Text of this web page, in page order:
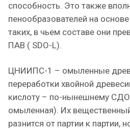
способность. Это также
пенообразователей на
таких, в чьем составе они
ПАВ ( SDO-L).
ЦНИИПС-1 – омыленные
переработки хвойной
кислоту – по-нынешнему
омыленная). Их
разнится от партии к партии,